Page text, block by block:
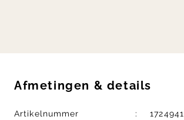
Afmetingen & details
Artikelnummer
1724941